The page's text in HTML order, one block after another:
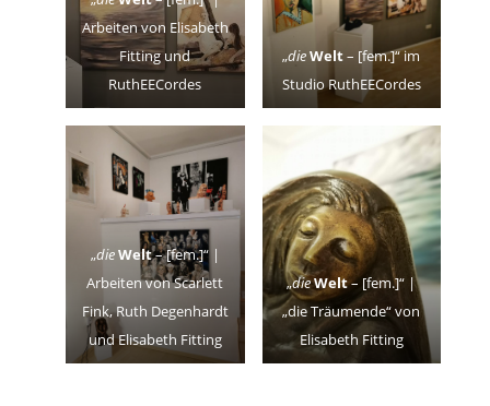
Arbeiten von Elisabeth
Fitting und
RuthEECordes
„dieWelt– [fem.]“ im
Studio RuthEECordes
„dieWelt– [fem.]“ |
Arbeiten von Scarlett
Fink, Ruth Degenhardt
und Elisabeth Fitting
„dieWelt– [fem.]“ |
„die Träumende“ von
Elisabeth Fitting